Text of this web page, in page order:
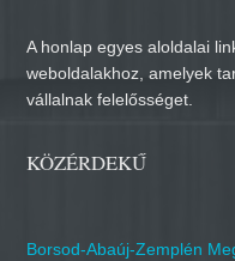
A honlap egyes aloldalai
weboldalakhoz, amelyek
vállalnak felelősséget.
KÖZÉRDEKŰ
Borsod-Abaúj-Zemplén